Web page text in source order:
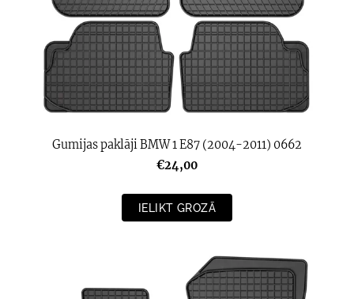
Gumijas paklāji BMW 1 E87 (2004-2011) 0662
€24,00
IELIKT GROZĀ